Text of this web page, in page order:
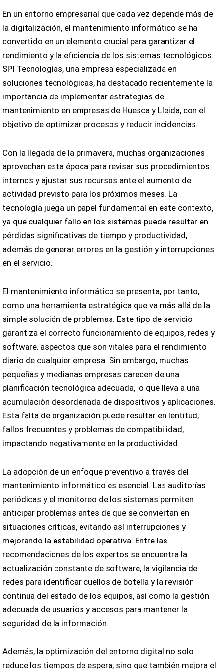
En un entorno empresarial que cada vez depende más de
la digitalización, el mantenimiento informático se ha
convertido en un elemento crucial para garantizar el
rendimiento y la eficiencia de los sistemas tecnológicos.
SPI Tecnologías, una empresa especializada en
soluciones tecnológicas, ha destacado recientemente la
importancia de implementar estrategias de
mantenimiento en empresas de Huesca y Lleida, con el
objetivo de optimizar procesos y reducir incidencias.
Con la llegada de la primavera, muchas organizaciones
aprovechan esta época para revisar sus procedimientos
internos y ajustar sus recursos ante el aumento de
actividad previsto para los próximos meses. La
tecnología juega un papel fundamental en este contexto,
ya que cualquier fallo en los sistemas puede resultar en
pérdidas significativas de tiempo y productividad,
además de generar errores en la gestión y interrupciones
en el servicio.
El mantenimiento informático se presenta, por tanto,
como una herramienta estratégica que va más allá de la
simple solución de problemas. Este tipo de servicio
garantiza el correcto funcionamiento de equipos, redes y
software, aspectos que son vitales para el rendimiento
diario de cualquier empresa. Sin embargo, muchas
pequeñas y medianas empresas carecen de una
planificación tecnológica adecuada, lo que lleva a una
acumulación desordenada de dispositivos y aplicaciones.
Esta falta de organización puede resultar en lentitud,
fallos frecuentes y problemas de compatibilidad,
impactando negativamente en la productividad.
La adopción de un enfoque preventivo a través del
mantenimiento informático es esencial. Las auditorías
periódicas y el monitoreo de los sistemas permiten
anticipar problemas antes de que se conviertan en
situaciones críticas, evitando así interrupciones y
mejorando la estabilidad operativa. Entre las
recomendaciones de los expertos se encuentra la
actualización constante de software, la vigilancia de
redes para identificar cuellos de botella y la revisión
continua del estado de los equipos, así como la gestión
adecuada de usuarios y accesos para mantener la
seguridad de la información.
Además, la optimización del entorno digital no solo
reduce los tiempos de espera, sino que también mejora el